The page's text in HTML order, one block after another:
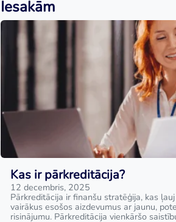
Iesakām
Kas ir pārkreditācija?
12 decembris, 2025
Pārkreditācija ir finanšu stratēģija, kas
vairākus esošos aizdevumus ar jaunu,
risinājumu. Pārkreditācija vienkāršo